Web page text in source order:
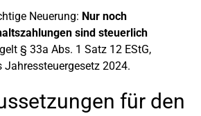
Neuerung: Nur noch
sind steuerlich
§ 33a Abs. 1 Satz 12 EStG,
2024.
für den